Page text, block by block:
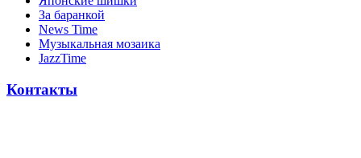
За баранкой
News Time
Музыкальная мозаика
JazzTime
Контакты